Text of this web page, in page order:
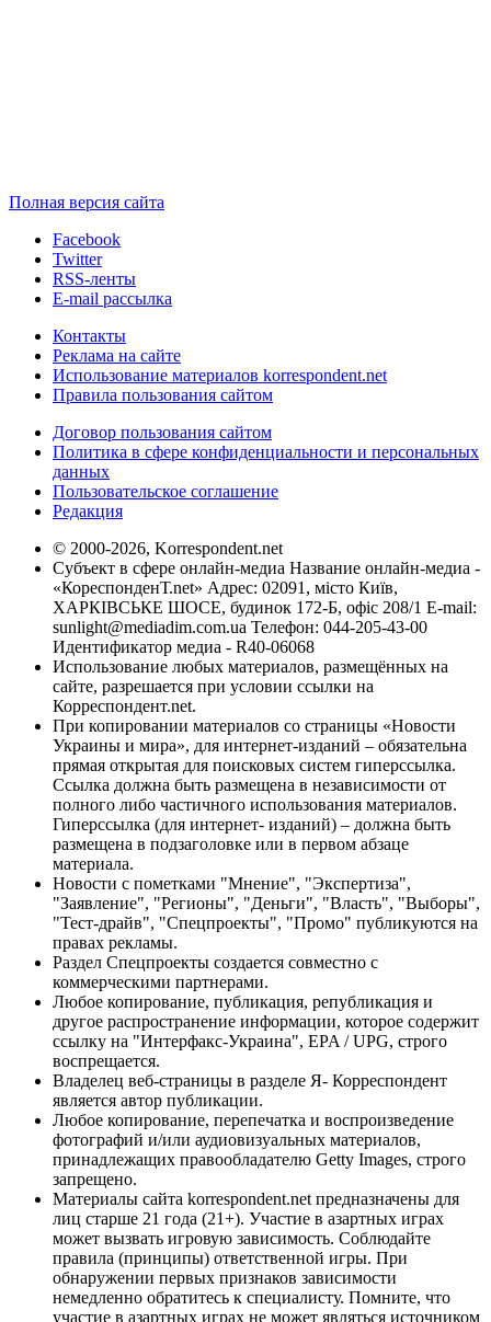
Полная версия сайта
Facebook
Twitter
RSS-ленты
E-mail рассылка
Контакты
Реклама на сайте
Использование материалов korrespondent.net
Правила пользования сайтом
Договор пользования сайтом
Политика в сфере конфиденциальности и персональных
данных
Пользовательское соглашение
Редакция
© 2000-2026, Korrespondent.net
Субъект в сфере онлайн-медиа Название онлайн-медиа -
«КореспонденТ.net» Адрес: 02091, місто Київ,
ХАРКІВСЬКЕ ШОСЕ, будинок 172-Б, офіс 208/1 E-mail:
sunlight@mediadim.com.ua Телефон: 044-205-43-00
Идентификатор медиа - R40-06068
Использование любых материалов, размещённых на
сайте, разрешается при условии ссылки на
Корреспондент.net.
При копировании материалов со страницы «Новости
Украины и мира», для интернет-изданий – обязательна
прямая открытая для поисковых систем гиперссылка.
Ссылка должна быть размещена в независимости от
полного либо частичного использования материалов.
Гиперссылка (для интернет- изданий) – должна быть
размещена в подзаголовке или в первом абзаце
материала.
Новости с пометками "Мнение", "Экспертиза",
"Заявление", "Регионы", "Деньги", "Власть", "Выборы",
"Тест-драйв", "Спецпроекты", "Промо" публикуются на
правах рекламы.
Раздел Спецпроекты создается совместно с
коммерческими партнерами.
Любое копирование, публикация, републикация и
другое распространение информации, которое содержит
ссылку на "Интерфакс-Украина", EPA / UPG, строго
воспрещается.
Владелец веб-страницы в разделе Я- Корреспондент
является автор публикации.
Любое копирование, перепечатка и воспроизведение
фотографий и/или аудиовизуальных материалов,
принадлежащих правообладателю Getty Images, строго
запрещено.
Материалы сайта korrespondent.net предназначены для
лиц старше 21 года (21+). Участие в азартных играх
может вызвать игровую зависимость. Соблюдайте
правила (принципы) ответственной игры. При
обнаружении первых признаков зависимости
немедленно обратитесь к специалисту. Помните, что
участие в азартных играх не может являться источником